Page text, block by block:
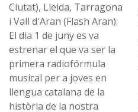
Ciutat), Lleida, Tarragona
i Vall d'Aran (Flash Aran).
El dia 1 de juny es va
estrenar el que va ser la
primera radiofórmula
musical per a joves en
llengua catalana de la
història de la nostra